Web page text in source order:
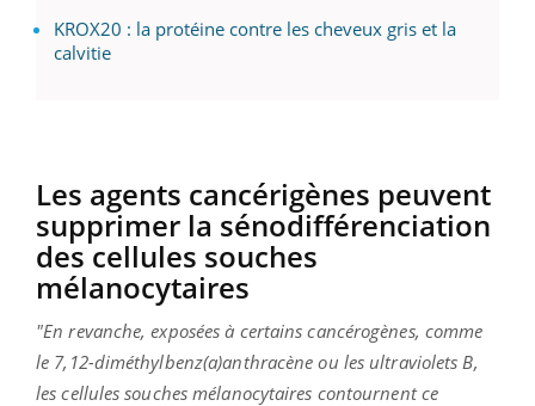
KROX20 : la protéine contre les cheveux gris et la
calvitie
Les agents cancérigènes peuvent
supprimer la sénodifférenciation
des cellules souches
mélanocytaires
"En revanche, exposées à certains cancérogènes, comme
le 7,12-diméthylbenz(a)anthracène ou les ultraviolets B,
les cellules souches mélanocytaires contournent ce